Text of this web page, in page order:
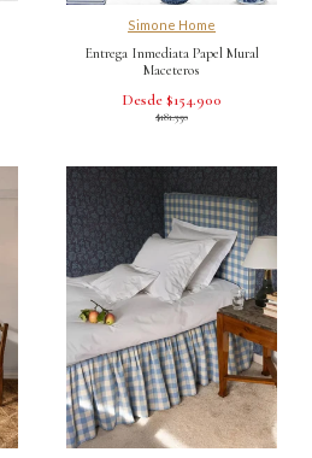
Simone Home
Entrega Inmediata Papel Mural
Maceteros
Desde $154.900
$181.350